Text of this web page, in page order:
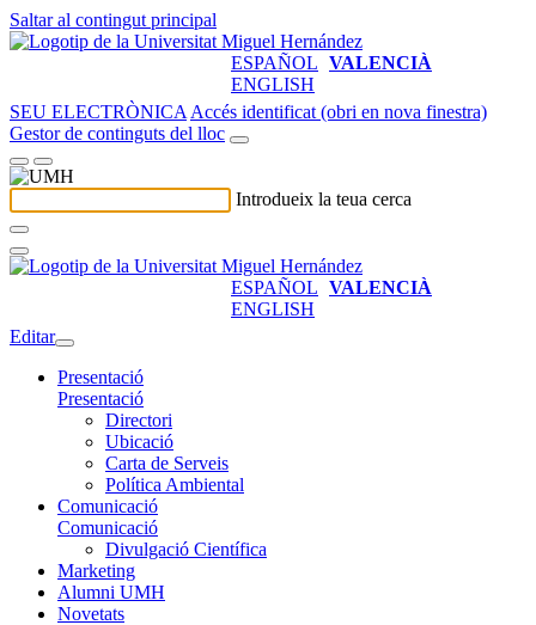
Saltar al contingut principal
ESPAÑOL VALENCIÀ
ENGLISH
SEU ELECTRÒNICA Accés identificat (obri en nova finestra)
Gestor de continguts del lloc
Introdueix la teua cerca
ESPAÑOL VALENCIÀ
ENGLISH
Editar
Presentació
Presentació
Directori
Ubicació
Carta de Serveis
Política Ambiental
Comunicació
Comunicació
Divulgació Científica
Marketing
Alumni UMH
Novetats